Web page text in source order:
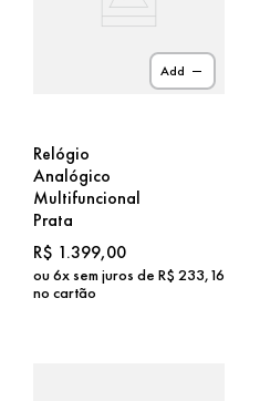
Add
Relógio
Analógico
Multifuncional
Prata
R$ 1.399,00
ou6x sem juros de R$ 233,16
no cartão